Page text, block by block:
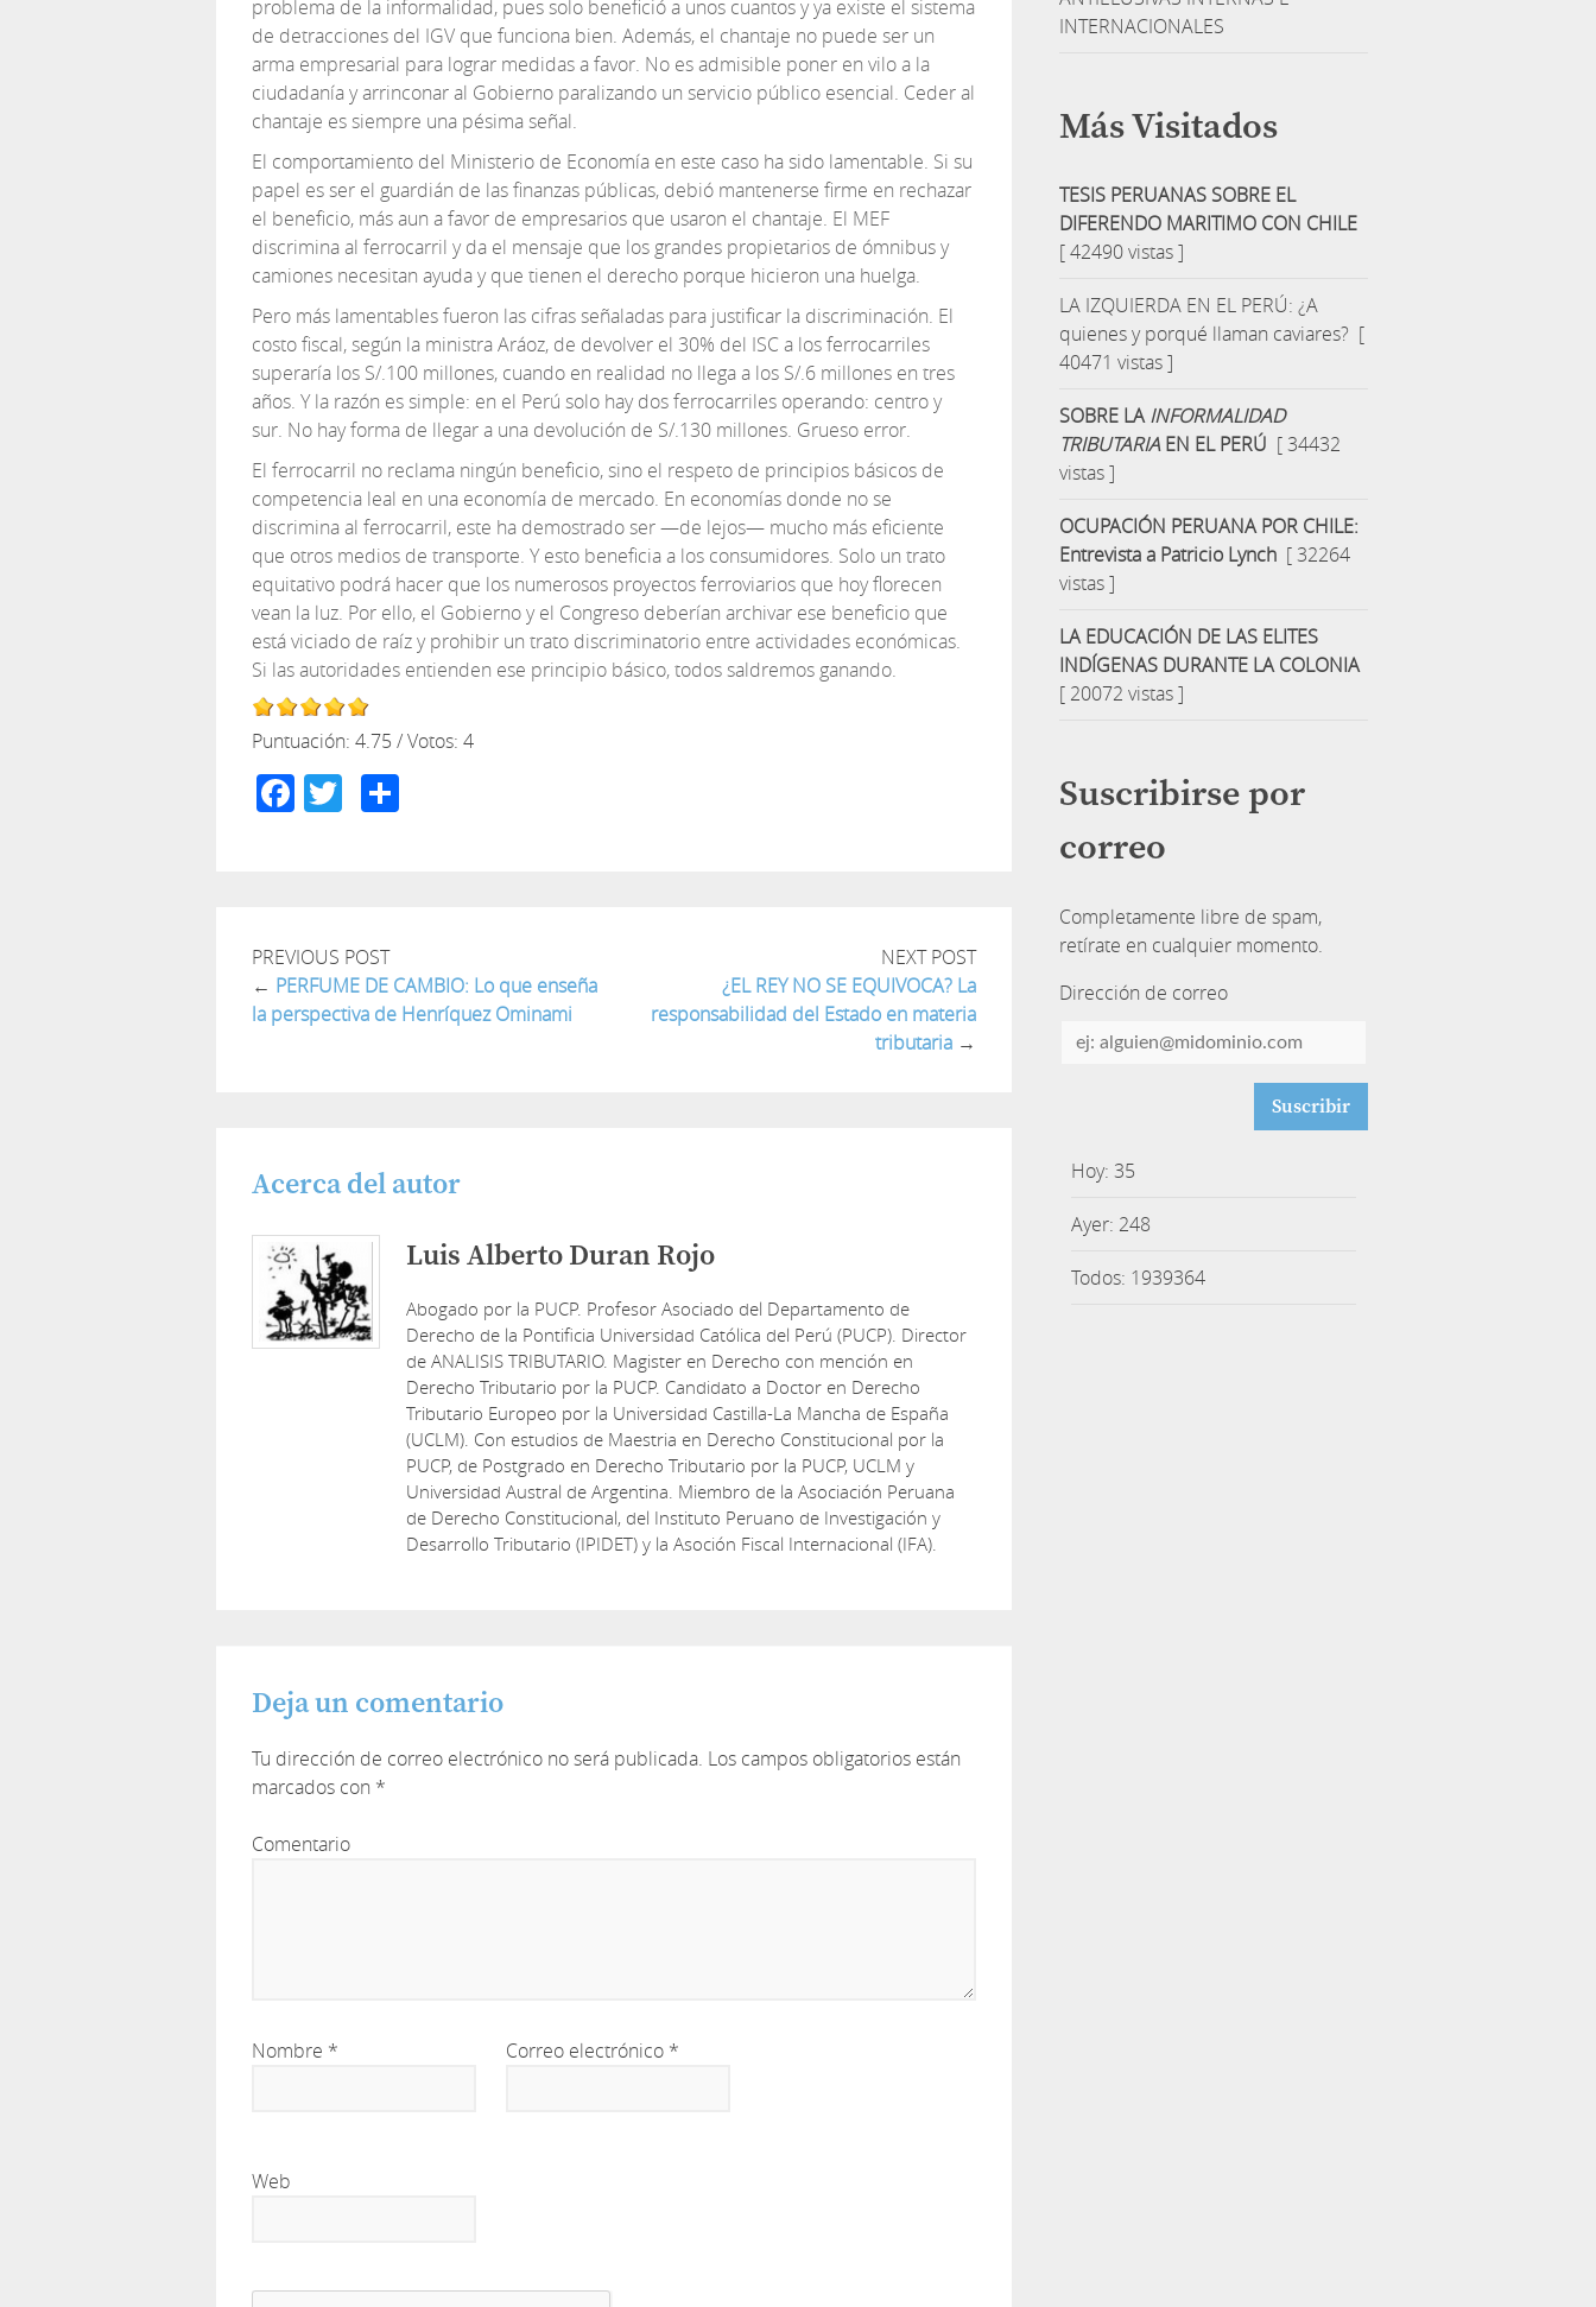
problema de la informalidad, pues solo benefició a unos cuantos y ya existe el sistema
de detracciones del IGV que funciona bien. Además, el chantaje no puede ser un
arma empresarial para lograr medidas a favor. No es admisible poner en vilo a la
ciudadanía y arrinconar al Gobierno paralizando un servicio público esencial. Ceder al
chantaje es siempre una pésima señal.
El comportamiento del Ministerio de Economía en este caso ha sido lamentable. Si su
papel es ser el guardián de las finanzas públicas, debió mantenerse firme en rechazar
el beneficio, más aun a favor de empresarios que usaron el chantaje. El MEF
discrimina al ferrocarril y da el mensaje que los grandes propietarios de ómnibus y
camiones necesitan ayuda y que tienen el derecho porque hicieron una huelga.
Pero más lamentables fueron las cifras señaladas para justificar la discriminación. El
costo fiscal, según la ministra Aráoz, de devolver el 30% del ISC a los ferrocarriles
superaría los S/.100 millones, cuando en realidad no llega a los S/.6 millones en tres
años. Y la razón es simple: en el Perú solo hay dos ferrocarriles operando: centro y
sur. No hay forma de llegar a una devolución de S/.130 millones. Grueso error.
El ferrocarril no reclama ningún beneficio, sino el respeto de principios básicos de
competencia leal en una economía de mercado. En economías donde no se
discrimina al ferrocarril, este ha demostrado ser —de lejos— mucho más eficiente
que otros medios de transporte. Y esto beneficia a los consumidores. Solo un trato
equitativo podrá hacer que los numerosos proyectos ferroviarios que hoy florecen
vean la luz. Por ello, el Gobierno y el Congreso deberían archivar ese beneficio que
está viciado de raíz y prohibir un trato discriminatorio entre actividades económicas.
Si las autoridades entienden ese principio básico, todos saldremos ganando.
Puntuación: 4.75 / Votos: 4
Facebook
Twitter
PREVIOUS POST
← PERFUME DE CAMBIO: Lo que enseña
la perspectiva de Henríquez Ominami
NEXT POST
¿EL REY NO SE EQUIVOCA? La
responsabilidad del Estado en materia
tributaria →
Acerca del autor
Luis Alberto Duran Rojo
Abogado por la PUCP. Profesor Asociado del Departamento de
Derecho de la Pontificia Universidad Católica del Perú (PUCP). Director
de ANALISIS TRIBUTARIO. Magister en Derecho con mención en
Derecho Tributario por la PUCP. Candidato a Doctor en Derecho
Tributario Europeo por la Universidad Castilla-La Mancha de España
(UCLM). Con estudios de Maestria en Derecho Constitucional por la
PUCP, de Postgrado en Derecho Tributario por la PUCP, UCLM y
Universidad Austral de Argentina. Miembro de la Asociación Peruana
de Derecho Constitucional, del Instituto Peruano de Investigación y
Desarrollo Tributario (IPIDET) y la Asoción Fiscal Internacional (IFA).
Deja un comentario
Tu dirección de correo electrónico no será publicada. Los campos obligatorios están
marcados con *
Comentario
Nombre * Correo electrónico *
Web
INTERNACIONALES
Más Visitados
TESIS PERUANAS SOBRE EL
DIFERENDO MARITIMO CON CHILE
[ 42490 vistas ]
LA IZQUIERDA EN EL PERÚ: ¿A
quienes y porqué llaman caviares? [
40471 vistas ]
SOBRE LAINFORMALIDAD
TRIBUTARIAEN EL PERÚ [ 34432
vistas ]
OCUPACIÓN PERUANA POR CHILE:
Entrevista a Patricio Lynch [ 32264
vistas ]
LA EDUCACIÓN DE LAS ELITES
INDÍGENAS DURANTE LA COLONIA
[ 20072 vistas ]
Suscribirse por
correo
Completamente libre de spam,
retírate en cualquier momento.
Dirección de correo
Dirección
Hoy: 35
Ayer: 248
Todos: 1939364